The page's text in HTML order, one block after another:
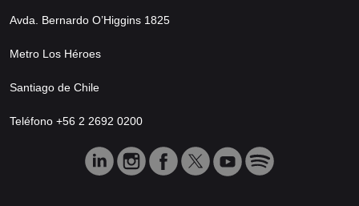
Avda. Bernardo O’Higgins 1825
Metro Los Héroes
Santiago de Chile
Teléfono +56 2 2692 0200